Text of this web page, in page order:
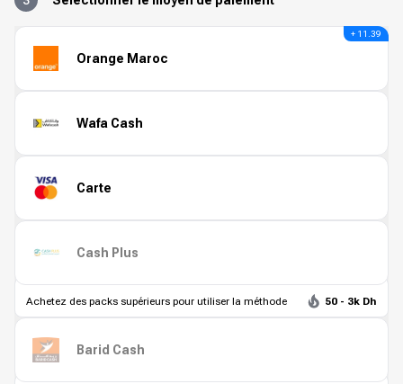
Orange Maroc
+ 11.39
Wafa Cash
Carte
Cash Plus
Achetez des packs supérieurs pour utiliser la méthode 50 - 3k Dh
Barid Cash